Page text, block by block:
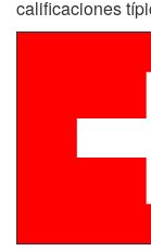
calificaciones